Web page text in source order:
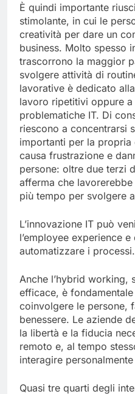
È quindi importante
stimolante, in cui le
creatività per dare un
business. Molto spesso
trascorrono la maggior
svolgere attività di
lavorative è dedicato
lavoro ripetitivi oppure
problematiche IT. Di
riescono a concentrarsi
importanti per la propria
causa frustrazione e
persone: oltre due terzi
afferma che
più tempo per svolgere
L’innovazione IT può
l’employee experience
automatizzare i processi.
Anche l’hybrid working,
efficace, è
coinvolgere le persone,
benessere. Le aziende
la libertà e la fiducia
remoto e, al tempo
interagire
Quasi tre quarti degli